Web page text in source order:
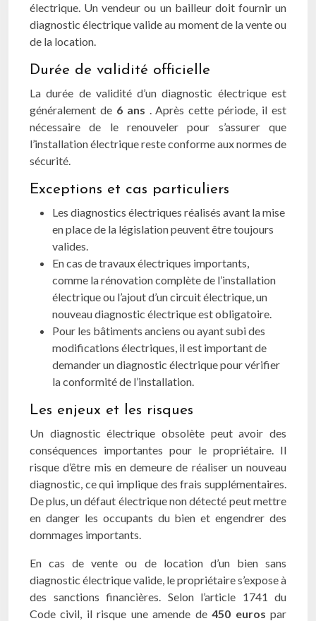
électrique. Un vendeur ou un bailleur doit fournir un
diagnostic électrique valide au moment de la vente ou
de la location.
Durée de validité officielle
La durée de validité d’un diagnostic électrique est
généralement de 6 ans . Après cette période, il est
nécessaire de le renouveler pour s’assurer que
l’installation électrique reste conforme aux normes de
sécurité.
Exceptions et cas particuliers
Les diagnostics électriques réalisés avant la mise
en place de la législation peuvent être toujours
valides.
En cas de travaux électriques importants,
comme la rénovation complète de l’installation
électrique ou l’ajout d’un circuit électrique, un
nouveau diagnostic électrique est obligatoire.
Pour les bâtiments anciens ou ayant subi des
modifications électriques, il est important de
demander un diagnostic électrique pour vérifier
la conformité de l’installation.
Les enjeux et les risques
Un diagnostic électrique obsolète peut avoir des
conséquences importantes pour le propriétaire. Il
risque d’être mis en demeure de réaliser un nouveau
diagnostic, ce qui implique des frais supplémentaires.
De plus, un défaut électrique non détecté peut mettre
en danger les occupants du bien et engendrer des
dommages importants.
En cas de vente ou de location d’un bien sans
diagnostic électrique valide, le propriétaire s’expose à
des sanctions financières. Selon l’article 1741 du
Code civil, il risque une amende de450 eurospar